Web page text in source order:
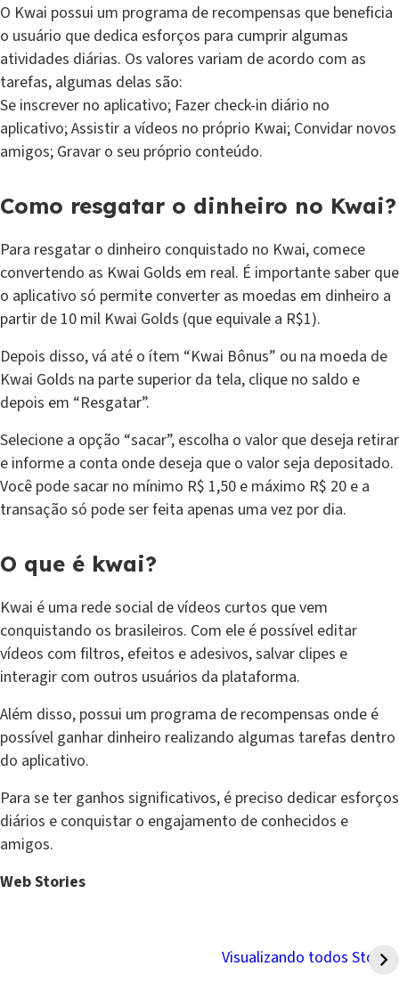
O Kwai possui um programa de recompensas que beneficia
o usuário que dedica esforços para cumprir algumas
atividades diárias. Os valores variam de acordo com as
tarefas, algumas delas são:
Se inscrever no aplicativo; Fazer check-in diário no
aplicativo; Assistir a vídeos no próprio Kwai; Convidar novos
amigos; Gravar o seu próprio conteúdo.
Como resgatar o dinheiro no Kwai?
Para resgatar o dinheiro conquistado no Kwai, comece
convertendo as Kwai Golds em real. É importante saber que
o aplicativo só permite converter as moedas em dinheiro a
partir de 10 mil Kwai Golds (que equivale a R$1).
Depois disso, vá até o ítem “Kwai Bônus” ou na moeda de
Kwai Golds na parte superior da tela, clique no saldo e
depois em “Resgatar”.
Selecione a opção “sacar”, escolha o valor que deseja retirar
e informe a conta onde deseja que o valor seja depositado.
Você pode sacar no mínimo R$ 1,50 e máximo R$ 20 e a
transação só pode ser feita apenas uma vez por dia.
O que é kwai?
Kwai é uma rede social de vídeos curtos que vem
conquistando os brasileiros. Com ele é possível editar
vídeos com filtros, efeitos e adesivos, salvar clipes e
interagir com outros usuários da plataforma.
Além disso, possui um programa de recompensas onde é
possível ganhar dinheiro realizando algumas tarefas dentro
do aplicativo.
Para se ter ganhos significativos, é preciso dedicar esforços
diários e conquistar o engajamento de conhecidos e
amigos.
Web Stories
Visualizando todos Stories
para morar junto com